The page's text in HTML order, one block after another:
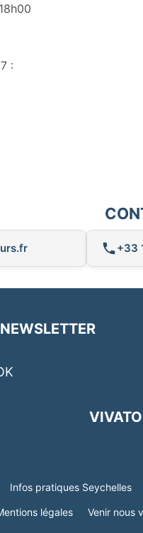
:
+33
Infos pratiques Seychelles
légales Venir nous